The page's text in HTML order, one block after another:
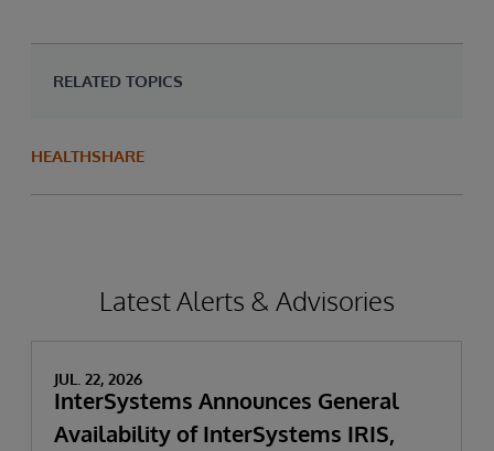
RELATED TOPICS
HEALTHSHARE
Latest Alerts & Advisories
JUL. 22, 2026
InterSystems Announces General
Availability of InterSystems IRIS,